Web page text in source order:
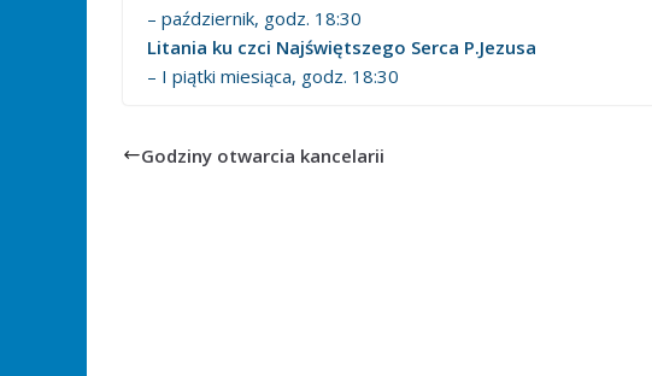
– październik, godz. 18:30
Litania ku czci Najświętszego Serca P.Jezusa
– I piątki miesiąca, godz. 18:30
Godziny otwarcia kancelarii